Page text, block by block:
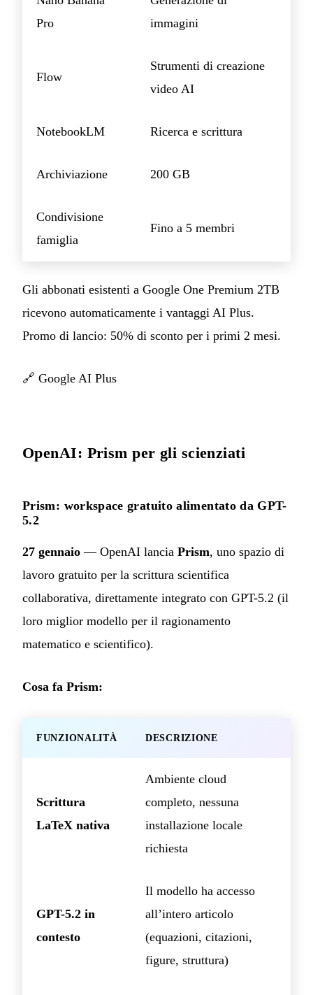
Pro
immagini
Flow
Strumenti di creazione
video AI
NotebookLM Ricerca e scrittura
Archiviazione 200 GB
Condivisione
famiglia
Fino a 5 membri
Gli abbonati esistenti a Google One Premium 2TB
ricevono automaticamente i vantaggi AI Plus.
Promo di lancio: 50% di sconto per i primi 2 mesi.
🔗 Google AI Plus
OpenAI: Prism per gli scienziati
Prism: workspace gratuito alimentato da GPT-
5.2
27 gennaio — OpenAI lancia Prism, uno spazio di
lavoro gratuito per la scrittura scientifica
collaborativa, direttamente integrato con GPT-5.2 (il
loro miglior modello per il ragionamento
matematico e scientifico).
Cosa fa Prism:
FUNZIONALITÀ DESCRIZIONE
Scrittura
LaTeX nativa
Ambiente cloud
completo, nessuna
installazione locale
richiesta
GPT-5.2 in
contesto
Il modello ha accesso
all’intero articolo
(equazioni, citazioni,
figure, struttura)